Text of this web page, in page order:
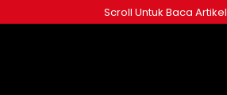
ke
Scroll Untuk Baca Artikel